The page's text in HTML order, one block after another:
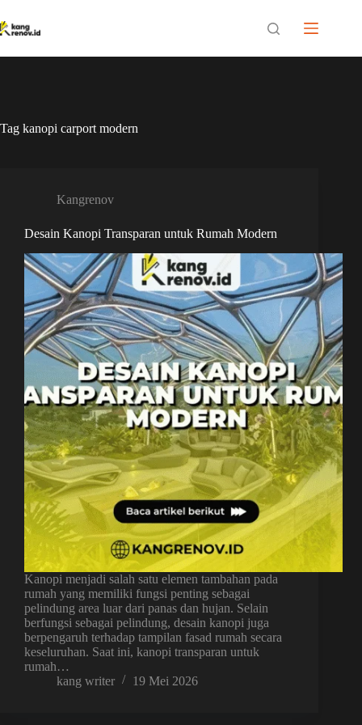
to
content
Tag kanopi carport modern
Kangrenov
Desain Kanopi Transparan untuk Rumah Modern
Kanopi menjadi salah satu elemen tambahan pada
rumah yang memiliki fungsi penting sebagai
pelindung area luar dari panas dan hujan. Selain
berfungsi sebagai pelindung, desain kanopi juga
berpengaruh terhadap tampilan fasad rumah secara
keseluruhan. Saat ini, kanopi transparan untuk
rumah…
kang writer
19 Mei 2026